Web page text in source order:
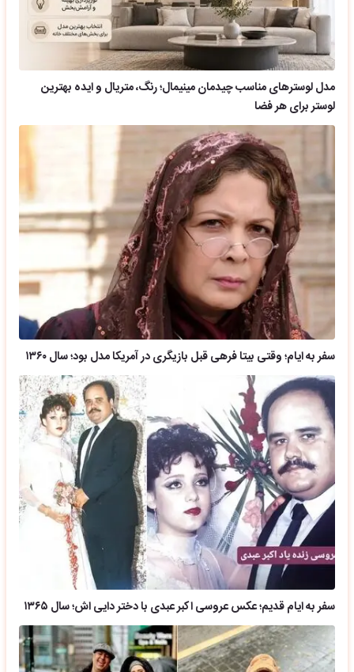
مدل لوسترهای مناسب چیدمان مینیمال؛ رنگ، متریال و ایده بهترین
لوستر برای هر فضا
سفر به ایام؛ وقتی بیتا فرهی قبل بازیگری در آمریکا مدل بود؛ سال ۱۳۶۰
سفر به ایام قدیم؛ عکس عروسی اکبر عبدی با دختر دایی اش؛ سال ۱۳۶۵